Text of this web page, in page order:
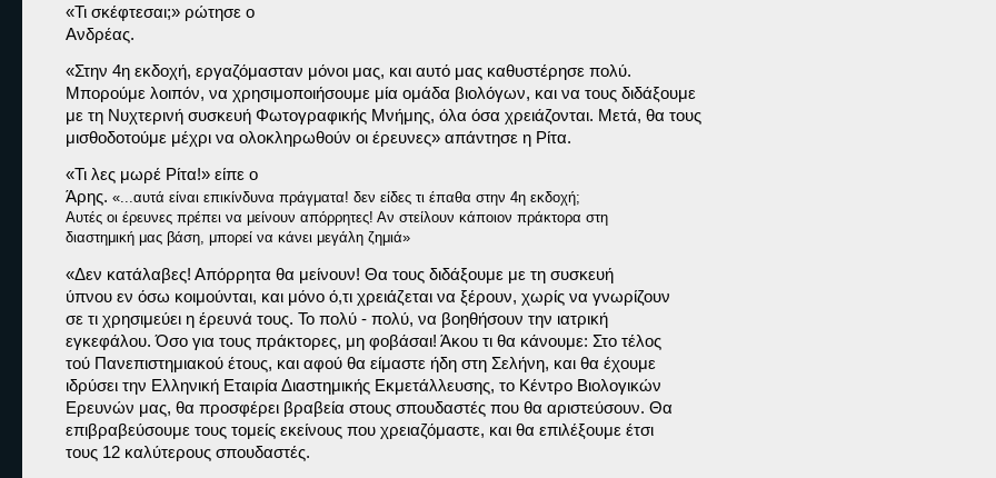
«Τι σκέφτεσαι;» ρώτησε ο
Ανδρέας.
«Στην 4η εκδοχή, εργαζόμασταν μόνοι μας, και αυτό μας καθυστέρησε πολύ.
Μπορούμε λοιπόν, να χρησιμοποιήσουμε μία ομάδα βιολόγων, και να τους διδάξουμε
με τη Νυχτερινή συσκευή Φωτογραφικής Μνήμης, όλα όσα χρειάζονται. Μετά, θα τους
μισθοδοτούμε μέχρι να ολοκληρωθούν οι έρευνες» απάντησε η Ρίτα.
«Τι λες μωρέ Ρίτα!» είπε ο
Άρης. «...αυτά είναι επικίνδυνα πράγματα! δεν είδες τι έπαθα στην 4η εκδοχή;
Αυτές οι έρευνες πρέπει να μείνουν απόρρητες! Αν στείλουν κάποιον πράκτορα στη
διαστημική μας βάση, μπορεί να κάνει μεγάλη ζημιά»
«Δεν κατάλαβες! Απόρρητα θα μείνουν! Θα τους διδάξουμε με τη συσκευή
ύπνου εν όσω κοιμούνται, και μόνο ό,τι χρειάζεται να ξέρουν, χωρίς να γνωρίζουν
σε τι χρησιμεύει η έρευνά τους. Το πολύ - πολύ, να βοηθήσουν την ιατρική
εγκεφάλου. Όσο για τους πράκτορες, μη φοβάσαι! Άκου τι θα κάνουμε: Στο τέλος
τού Πανεπιστημιακού έτους, και αφού θα είμαστε ήδη στη Σελήνη, και θα έχουμε
ιδρύσει την Ελληνική Εταιρία Διαστημικής Εκμετάλλευσης, το Κέντρο Βιολογικών
Ερευνών μας, θα προσφέρει βραβεία στους σπουδαστές που θα αριστεύσουν. Θα
επιβραβεύσουμε τους τομείς εκείνους που χρειαζόμαστε, και θα επιλέξουμε έτσι
τους 12 καλύτερους σπουδαστές.